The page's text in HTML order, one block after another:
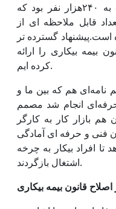
مقرری بگیران بیمه بیکاری نزدیک به ۲۴۰هزار نفر بود که
و تعداد قابل ملاحظه ای از
گسترده تر
بیمه بیکاری را ارائه
کرده ایم.
نامه‌ای هم که بین ما و
انجام شد مصمم
بازار کار به کارگر
فنی و حرفه ای آمادگی
تا افراد بیکار به چرخه
اشتغال بازگردند.